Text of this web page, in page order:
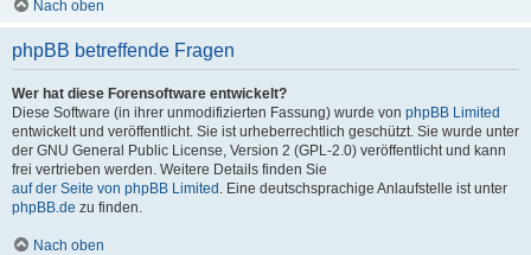
Nach oben
phpBB betreffende Fragen
Wer hat diese Forensoftware entwickelt?
Diese Software (in ihrer unmodifizierten Fassung) wurde von phpBB Limited
entwickelt und veröffentlicht. Sie ist urheberrechtlich geschützt. Sie wurde unter
der GNU General Public License, Version 2 (GPL-2.0) veröffentlicht und kann
frei vertrieben werden. Weitere Details finden Sie
auf der Seite von phpBB Limited . Eine deutschsprachige Anlaufstelle ist unter
phpBB.de zu finden.
Nach oben